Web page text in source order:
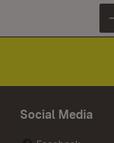
Social Media